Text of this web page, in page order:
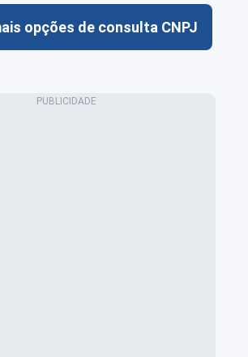
opções de consulta CNPJ